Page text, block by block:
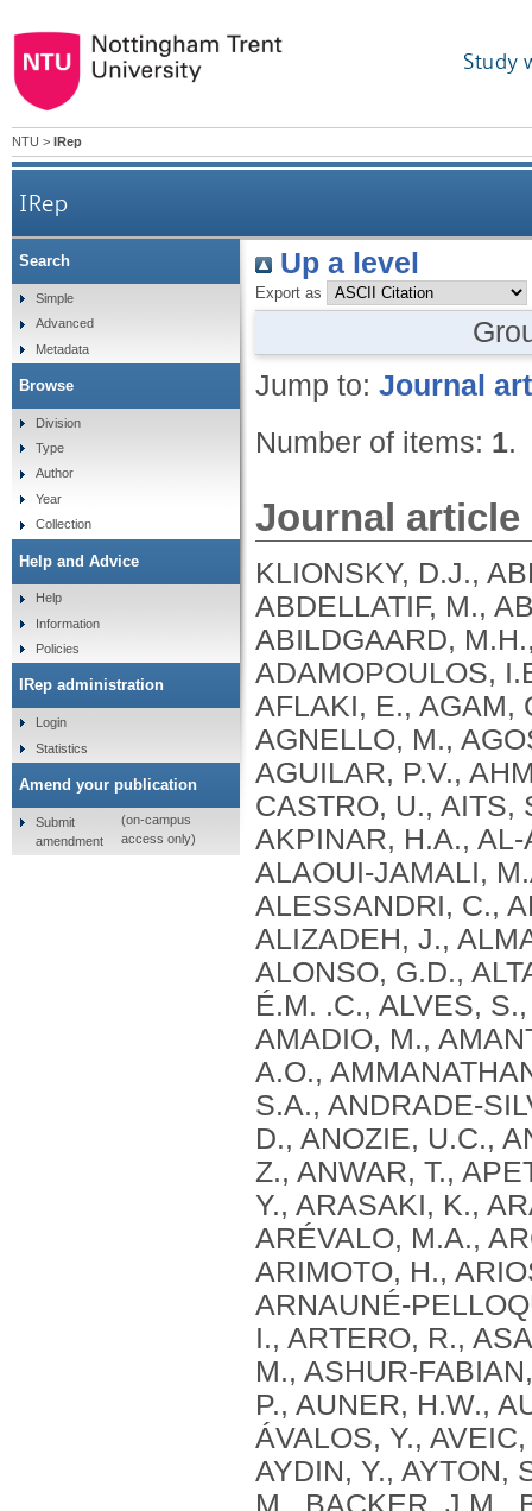
Study
NTU > IRep
IRep
Up a level
Export as
Jump to: Journal
Number of items: 1.
Journal article
KLIONSKY, D.J., ABDEL-AZIZ, A.K., ABDELFATAH, S., ABDELLATIF, M., ABDOLI, A., ABEL, S., ABELIOVICH, H., ABILDGAARD, M.H., ABUDU, Y.P., ACEVEDO-AROZENA, A., ADAMOPOULOS, I.E., ADELI, K., ADOLPH, T.E., ADORNETTO, A., AFLAKI, E., AGAM, G., AGARWAL, A., AGGARWAL, B.B., AGNELLO, M., AGOSTINIS, P., AGREWALA, J.N., AGROTIS, A., AGUILAR, P.V., AHMAD, S. .T., AHMED, Z.M., AHUMADA-CASTRO, U., AITS, S., AIZAWA, S., AKKOC, Y., AKOUMIANAKI, T., AKPINAR, H.A., AL-ABD, A.M., AL-AKRA, L., AL-GHARAIBEH, A., ALAOUI-JAMALI, M.A., ALBERTI, S., ALCOCER-GÓMEZ, E., ALESSANDRI, C., ALI, M., ALIM AL-BARI, M. .A., ALIWAINI, S., ALIZADEH, J., ALMACELLAS, E., ALMASAN, A., ALONSO, A., ALONSO, G.D., ALTAN-BONNET, N., ALTIERI, D.C., ÁLVAREZ, É.M. .C., ALVES, S., ALVES DA COSTA, C., ALZAHARNA, M.M., AMADIO, M., AMANTINI, C., AMARAL, C., AMBROSIO, S., AMER, A.O., AMMANATHAN, V., AN, Z., ANDERSEN, S.U., ANDRABI, S.A., ANDRADE-SILVA, M., ANDRES, A.M., ANGELINI, S., ANN, D., ANOZIE, U.C., ANSARI, M.Y., ANTAS, P., ANTEBI, A., ANTÓN, Z., ANWAR, T., APETOH, L., APOSTOLOVA, N., ARAKI, T., ARAKI, Y., ARASAKI, K., ARAÚJO, W.L., ARAYA, J., ARDEN, C., ARÉVALO, M.A., ARGUELLES, S., ARIAS, E., ARIKKATH, J., ARIMOTO, H., ARIOSA, A.R., ARMSTRONG-JAMES, D., ARNAUNÉ-PELLOQUIN, L., AROCA, A., ARROYO, D.S., ARSOV, I., ARTERO, R., ASARO, D.M.L., ASCHNER, M., ASHRAFIZADEH, M., ASHUR-FABIAN, O., ATANASOV, A.G., AU, A.K., AUBERGER, P., AUNER, H.W., AURELIAN, L., AUTELLI, R., AVAGLIANO, L., ÁVALOS, Y., AVEIC, S., AVELEIRA, C.A., AVIN-WITTENBERG, T., AYDIN, Y., AYTON, S., AYYADEVARA, S., AZZOPARDI, M., BABA, M., BACKER, J.M., BACKUES, S.K., BAE, D.H., BAE, O.N., BAE, S.H., BAEHRECKE, E.H., BAEK, A., BAEK, S.H., BAEK, S.H., BAGETTA, G., BAGNIEWSKA-ZADWORNA, A., BAI, H., BAI, J., BAI, X., BAI, Y., BAIRAGI, N., BAKSI, S., BALBI, T., BALDARI, C.T., BALDUINI, W., BALLABIO, A., BALLESTER, M., BALAZADEH, S., BALZAN, R., BANDOPADHYAY, R., BANERJEE, S., BANERJEE, S., BÁNRÉTI, Á., BAO, Y., BAPTISTA, M.S., BARACCA, A., BARBATI, C., BARGIELA, A., BARILÀ, D., BARLOW, P.G., BARMADA, S.J., BARREIRO, E., BARRETO, G.E., BARTEK, J., BARTEL, B., BARTOLOME, A., BARVE, G.R., BASAGOUDANAVAR, S.H., BASSHAM, D.C., BAST, R.C., BASU, A., BATOKO, H., BATTEN, I., BAULIEU, E.E., BAUMGARNER, B.L., BAYRY, J., BEALE, R., BEAU, I., BEAUMATIN, F., BECHARA, L.R.G., BECK, G.R., BEERS, M.F., BEGUN, J., BEHRENDS, C., BEHRENS, G.M.N., BEI, R., BEJARANO, E., BEL, S., BEHL, C., BELAID, A., BELGAREH-TOUZÉ, N., BELLAROSA, C., BELLEUDI, F., BELLÓ PÉREZ, M., BELLO-MORALES, R., BELTRAN, J.S.D.O., BELTRAN, S., BENBROOK, D.M., BENDORIUS, M., BENITEZ, B.A., BENITO-CUESTA, I., BENSALEM, J., BERCHTOLD, M.W., BEREZOWSKA, S., BERGAMASCHI, D., BERGAMI, M., BERGMANN, A., BERLIOCCHI, L., BERLIOZ-TORRENT, C., BERNARD, A., BERTHOUX, L., BESIRLI, C.G., BESTEIRO, S., BETIN, V.M., BEYAERT, R., BEZBRADICA, J.S., BHASKAR, K., BHATIA-KISSOVA, I., BHATTACHARYA, R., BHATTACHARYA, S., BHATTACHARYYA, S., BHUIYAN, M. .S., BHUTIA, S.K., BI, L., BI, X., BIDEN, T.J., BIJIAN, K., BILLES, V.A., BINART, N., BINCOLETTO, C., BIRGISDOTTIR, A.B., BJORKOY, G., BLANCO, G., BLAS-GARCIA, A., BLASIAK, J., BLOMGRAN, R., BLOMGREN, K., BLUM, J.S., BOADA-ROMERO, E., BOBAN, M., BOESZE-BATTAGLIA, K., BOEUF, P., BOLAND, B., BOMONT, P., BONALDO, P., BONAM, S.R., BONFILI, L., BONIFACINO, J.S., BOONE, B.A., BOOTMAN, M.D., BORDI, M., BORNER, C., BORNHAUSER, B.C., BORTHAKUR, G., BOSCH, J., BOSE, S., BOTANA, L.M., BOTAS, J., BOULANGER, C.M., BOULTON, M.E., BOURDENX, M., BOURGEOIS, B., BOURKE, N.M., BOUSQUET, G., BOYA, P., BOZHKOV, P.V., BOZI, L.H. .M.,
Search
Simple
Advanced
Metadata
Browse
Division
Type
Author
Year
Collection
Help and Advice
Help
Information
Policies
IRep administration
Login
Statistics
Amend your publication
Submit
amendment
(on-campus
access only)